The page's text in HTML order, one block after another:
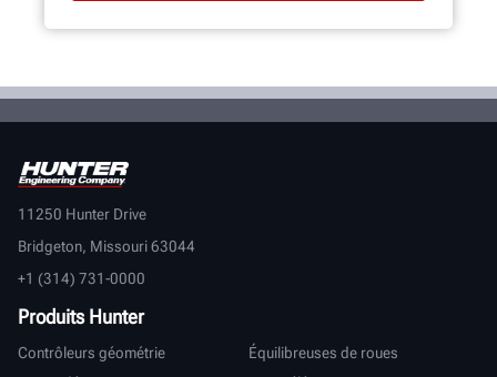
11250 Hunter Drive
Bridgeton, Missouri 63044
+1 (314) 731-0000
Produits Hunter
Contrôleurs géométrie
Équilibreuses de roues